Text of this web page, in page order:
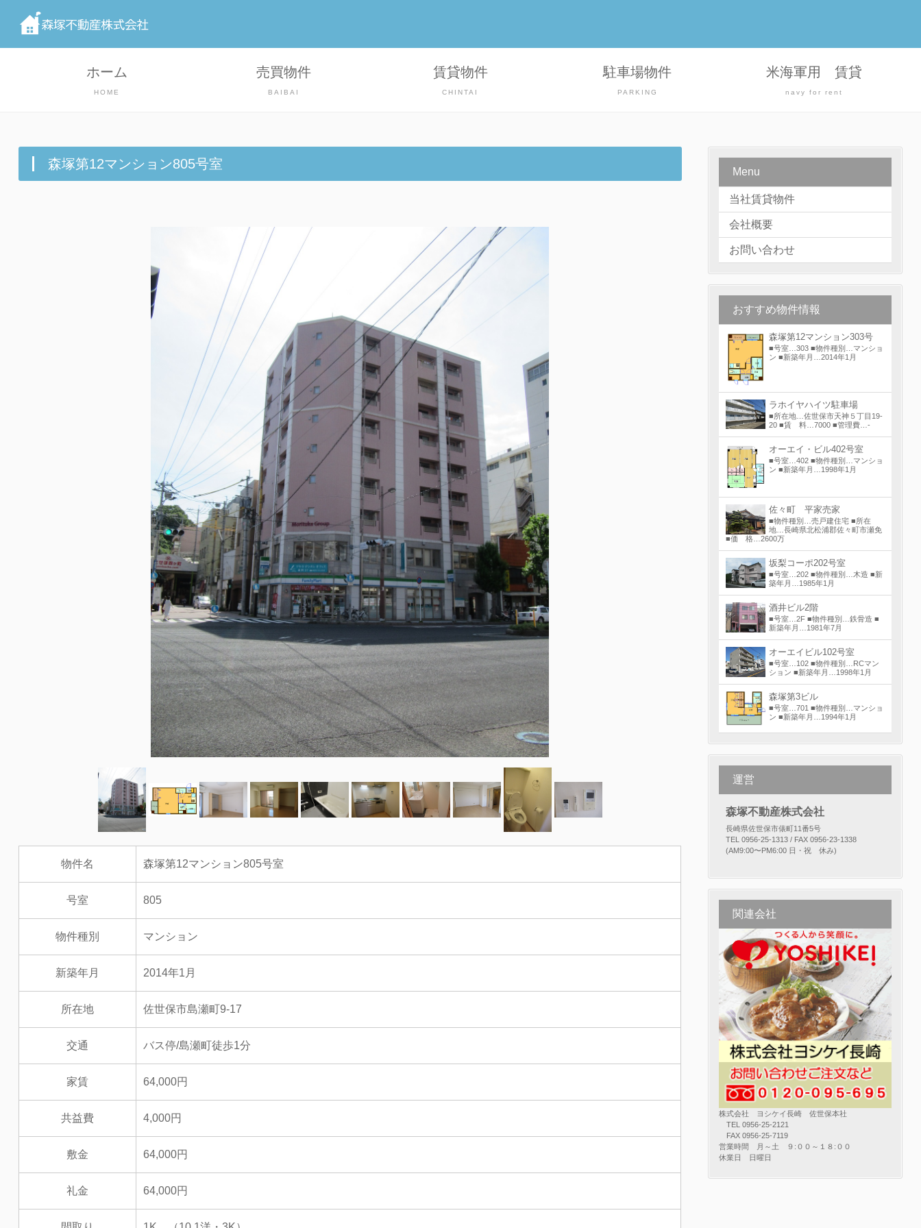
ホーム
HOME
売買物件
BAIBAI
賃貸物件
CHINTAI
駐車場物件
PARKING
米海軍用 賃貸
navy for rent
森塚第12マンション805号室
物件名 森塚第12マンション805号室
号室 805
物件種別 マンション
新築年月 2014年1月
所在地 佐世保市島瀬町9-17
交通 バス停/島瀬町徒歩1分
家賃 64,000円
共益費 4,000円
敷金 64,000円
礼金 64,000円
Menu
当社賃貸物件
会社概要
お問い合わせ
おすすめ物件情報
森塚第12マンション303号
■号室…303 ■物件種別…マンショ
ン ■新築年月…2014年1月
ラホイヤハイツ駐車場
■所在地…佐世保市天神５丁目19-
20 ■賃 料…7000 ■管理費…-
オーエイ・ビル402号室
■号室…402 ■物件種別…マンショ
ン ■新築年月…1998年1月
佐々町 平家売家
■物件種別…売戸建住宅 ■所在
地…長崎県北松浦郡佐々町市瀬免
■価 格…2600万
坂梨コーポ202号室
■号室…202 ■物件種別…木造 ■新
築年月…1985年1月
酒井ビル2階
■号室…2F ■物件種別…鉄骨造 ■
新築年月…1981年7月
オーエイビル102号室
■号室…102 ■物件種別…RCマン
ション ■新築年月…1998年1月
森塚第3ビル
■号室…701 ■物件種別…マンショ
ン ■新築年月…1994年1月
運営
森塚不動産株式会社
長崎県佐世保市俵町11番5号
TEL 0956-25-1313 / FAX 0956-23-1338
(AM9:00〜PM6:00 日・祝 休み)
関連会社
株式会社 ヨシケイ長崎 佐世保本社
TEL 0956-25-2121
FAX 0956-25-7119
営業時間 月～土 ９:００～１８:００
休業日 日曜日